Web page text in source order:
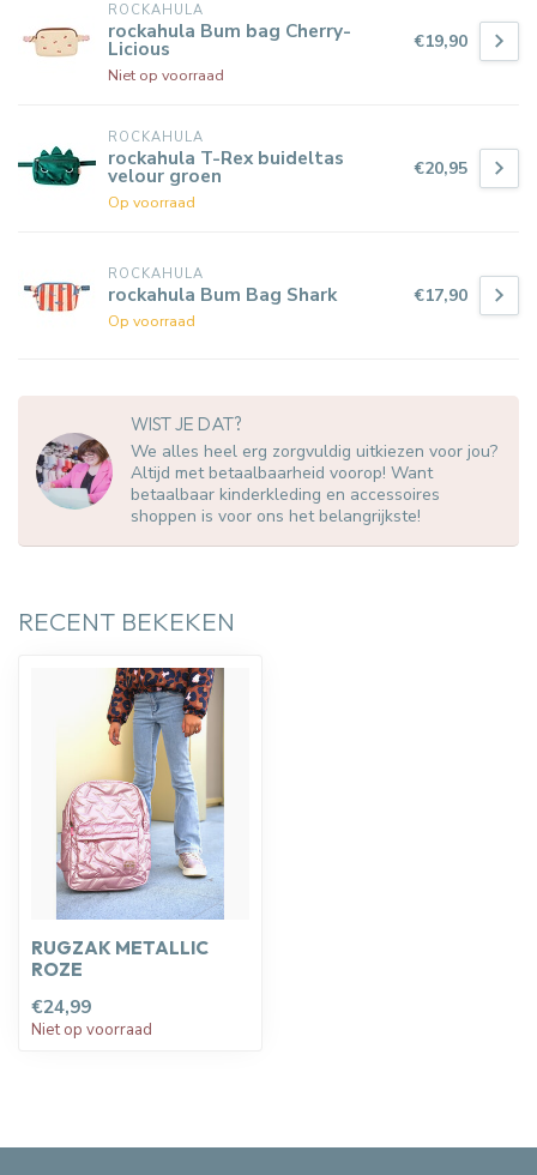
ROCKAHULA
rockahula Bum bag Cherry-
Licious
Niet op voorraad
€19,90
ROCKAHULA
rockahula T-Rex buideltas
velour groen
Op voorraad
€20,95
ROCKAHULA
rockahula Bum Bag Shark
Op voorraad
€17,90
WIST JE DAT?
We alles heel erg zorgvuldig uitkiezen voor jou?
Altijd met betaalbaarheid voorop! Want
betaalbaar kinderkleding en accessoires
shoppen is voor ons het belangrijkste!
RECENT BEKEKEN
RUGZAK METALLIC
ROZE
€24,99
Niet op voorraad